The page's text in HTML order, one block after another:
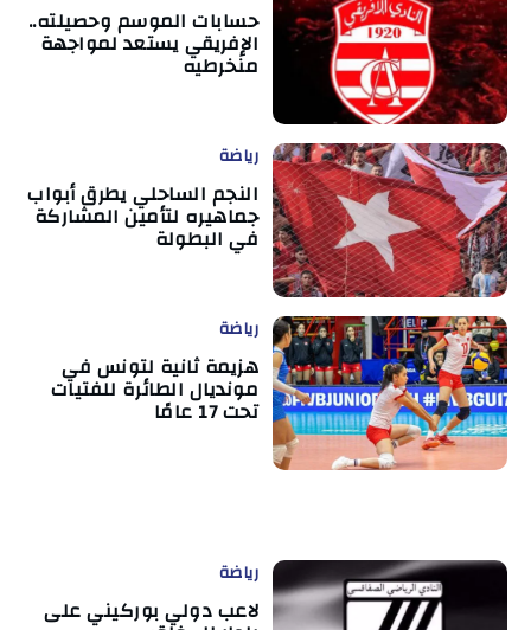
حسابات الموسم وحصيلته..
الإفريقي يستعد لمواجهة
منخرطيه
رياضة
النجم الساحلي يطرق أبواب
جماهيره لتأمين المشاركة
في البطولة
رياضة
هزيمة ثانية لتونس في
مونديال الطائرة للفتيات
تحت 17 عامًا
رياضة
لاعب دولي بوركيني على